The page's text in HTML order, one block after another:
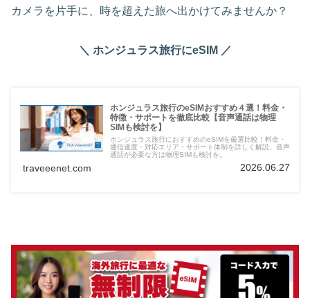
カメラを片手に、時を超えた旅へ出かけてみませんか？
＼ ホンジュラス旅行にeSIM ／
ホンジュラス旅行のeSIMおすすめ４選！料金・
特徴・サポートを徹底比較【音声通話は物理
SIMも検討を】
ホンジュラス旅行におすすめのeSIMを厳選比較！料金・
通信速度・対応エリア・サポート体制を詳しく解説。音声
通話が必要な方は物理SIMも検討を。
traveeenet.com 2026.06.27